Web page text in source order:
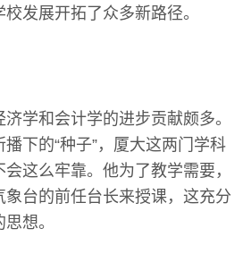
发展开拓了众多新路径。
学和会计学的进步贡献颇多。
下的“种子”，厦大这两门学科
这么牢靠。他为了教学需要，
台的前任台长来授课，这充分
想。